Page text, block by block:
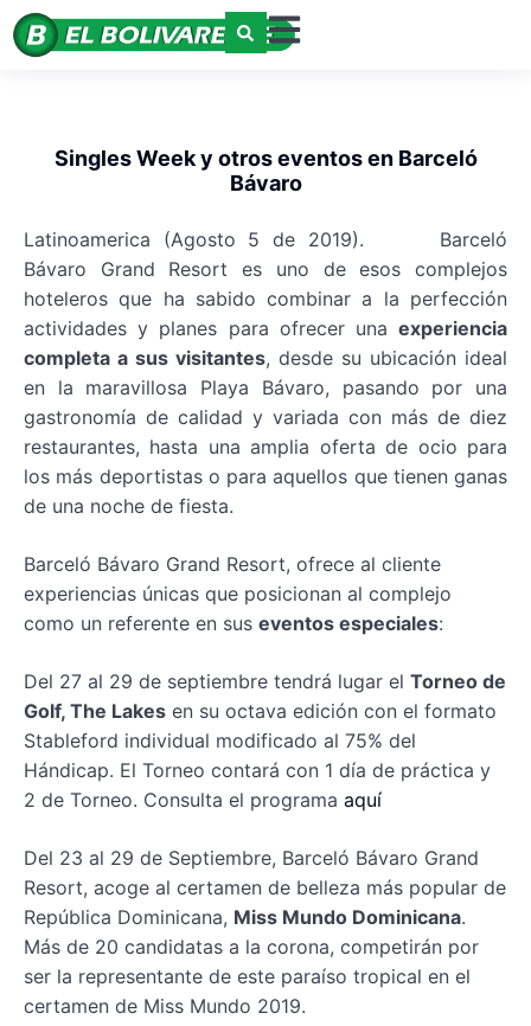
Singles Week y otros eventos en Barceló
Bávaro
Latinoamerica (Agosto 5 de 2019). Barceló
Bávaro Grand Resort es uno de esos complejos
hoteleros que ha sabido combinar a la perfección
actividades y planes para ofrecer una experiencia
completa a sus visitantes, desde su ubicación ideal
en la maravillosa Playa Bávaro, pasando por una
gastronomía de calidad y variada con más de diez
restaurantes, hasta una amplia oferta de ocio para
los más deportistas o para aquellos que tienen ganas
de una noche de fiesta.
Barceló Bávaro Grand Resort, ofrece al cliente
experiencias únicas que posicionan al complejo
como un referente en sus eventos especiales:
Del 27 al 29 de septiembre tendrá lugar el Torneo de
Golf, The Lakes en su octava edición con el formato
Stableford individual modificado al 75% del
Hándicap. El Torneo contará con 1 día de práctica y
2 de Torneo. Consulta el programa aquí
Del 23 al 29 de Septiembre, Barceló Bávaro Grand
Resort, acoge al certamen de belleza más popular de
República Dominicana, Miss Mundo Dominicana.
Más de 20 candidatas a la corona, competirán por
ser la representante de este paraíso tropical en el
certamen de Miss Mundo 2019.